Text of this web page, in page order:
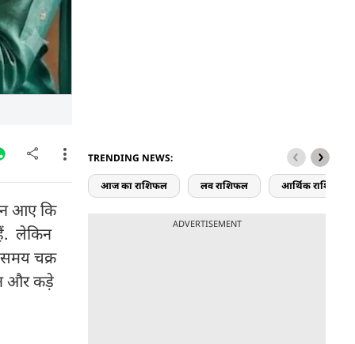
न आए कि
लेकिन
चक्र
और कड़े
TRENDING NEWS:
आज का राशिफल लव राशिफल आर्थिक राशिफल
ADVERTISEMENT